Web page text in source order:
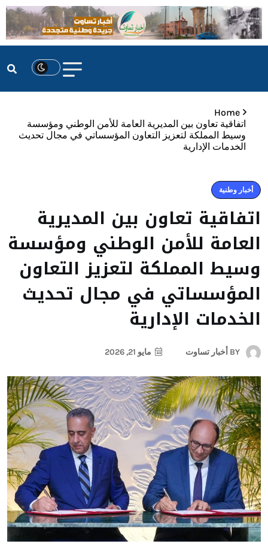
Home
اتفاقية تعاون بين المديرية العامة للأمن الوطني ومؤسسة
وسيط المملكة لتعزيز التعاون المؤسساتي في مجال تحديث
الخدمات الإدارية
أخبار وطنية
اتفاقية تعاون بين المديرية
العامة للأمن الوطني ومؤسسة
وسيط المملكة لتعزيز التعاون
المؤسساتي في مجال تحديث
الخدمات الإدارية
BY أخبار تساوت مايو 21, 2026